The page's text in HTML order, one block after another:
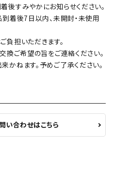
後すみやかにお知らせください。
到着後7日以内、未開封・未使用
負担いただきます。
換ご希望の旨をご連絡ください。
かねます。予めご了承ください。
い合わせはこちら